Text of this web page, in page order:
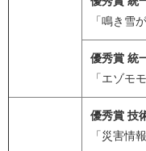
「鳴き雪
優秀賞 統
「エゾモ
優秀賞 技
「災害情